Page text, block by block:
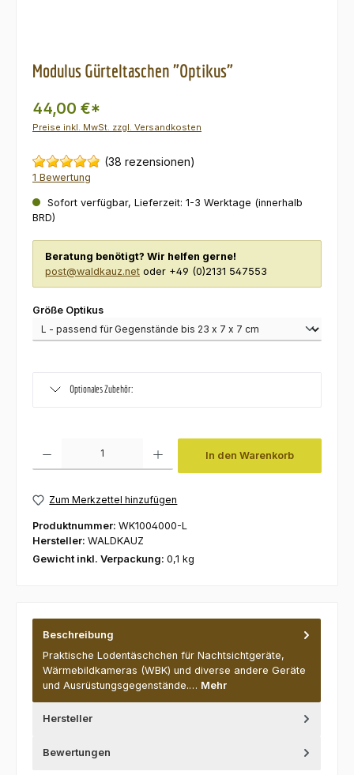
Modulus Gürteltaschen "Optikus"
44,00 €*
Preise inkl. MwSt. zzgl. Versandkosten
(38 rezensionen)
1 Bewertung
Sofort verfügbar, Lieferzeit: 1-3 Werktage (innerhalb
BRD)
Beratung benötigt? Wir helfen gerne!
post@waldkauz.net oder +49 (0)2131 547553
Größe Optikusauswählen
Optionales Zubehör:
In den Warenkorb
Zum Merkzettel hinzufügen
Produktnummer: WK1004000-L
Hersteller: WALDKAUZ
Gewicht inkl. Verpackung: 0,1 kg
Beschreibung
Praktische Lodentäschchen für Nachtsichtgeräte,
Wärmebildkameras (WBK) und diverse andere Geräte
und Ausrüstungsgegenstände.… Mehr
Hersteller
Bewertungen